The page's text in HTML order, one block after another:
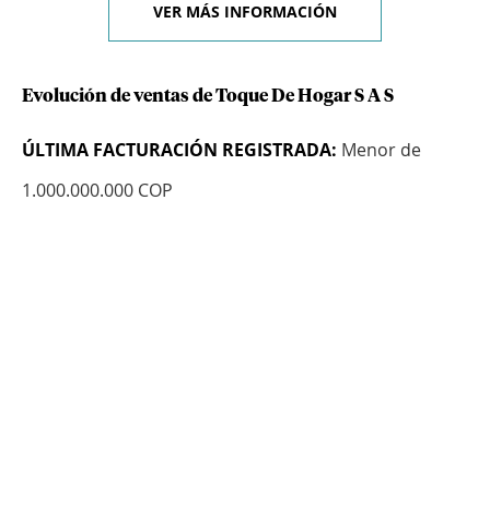
VER MÁS INFORMACIÓN
Evolución de ventas de Toque De Hogar S A S
ÚLTIMA FACTURACIÓN REGISTRADA: Menor de
1.000.000.000 COP